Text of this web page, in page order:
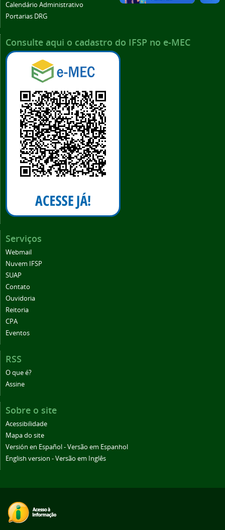
Calendário Administrativo
Portarias DRG
Consulte aqui o cadastro do IFSP no e-MEC
Serviços
Webmail
Nuvem IFSP
SUAP
Contato
Ouvidoria
Reitoria
CPA
Eventos
RSS
O que é?
Assine
Sobre o site
Acessibilidade
Mapa do site
Versión en Español - Versão em Espanhol
English version - Versão em Inglês